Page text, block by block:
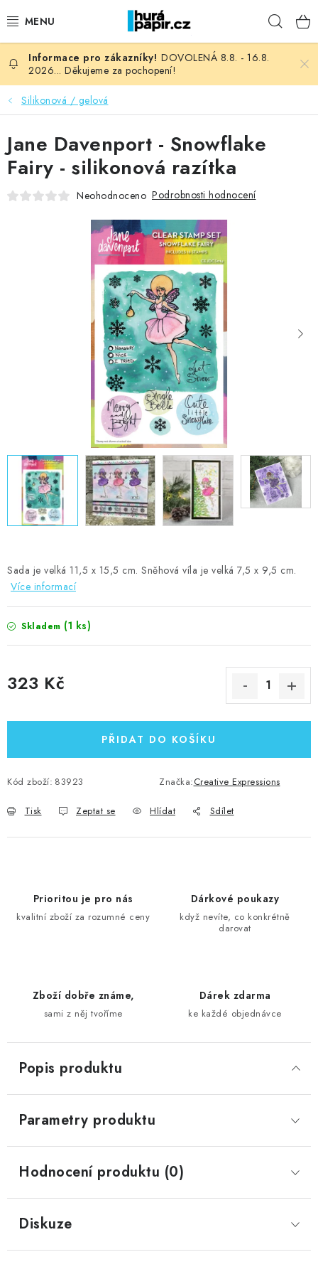
na
NOVINKY
HURÁ DÍLNA
VŠECHNO ZBOŽÍ
KNIHAŘSKÝ MATERIÁL
MOJE OBJEDNÁVKA
Kontakty Moje objednávka
Oblíbené ♥️
Hodnocení obchodu
Obchodní podmínky
Podmínky ochrany osobních údajů
Ověřování recenzí
Jak nakupovat
DOVOLENÁ 8.8. - 16.8.
2026... Děkujeme za pochopení!
Silikonová / gelová
Sada je velká 11,5 x 15,5 cm. Sněhová víla je velká 7,5 x 9,5 cm.
Více informací
Skladem (1 ks)
323 Kč
PŘIDAT DO KOŠÍKU
Kód zboží: 83923 Značka:Creative Expressions
Tisk Zeptat se Hlídat Sdílet
Jane Davenport - Snowflake
Fairy - silikonová razítka
Neohodnoceno Podrobnosti hodnocení
Prioritou je pro nás
kvalitní zboží za rozumné ceny
Dárkové poukazy
když nevíte, co konkrétně
darovat
Zboží dobře známe,
sami z něj tvoříme
Dárek zdarma
ke každé objednávce
Popis produktu
Parametry produktu
Hodnocení produktu (0)
Diskuze